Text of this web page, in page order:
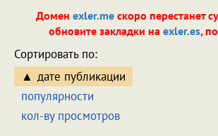
Домен exler.me скоро перестанет
обновите закладки на exler.es,
Сортировать по:
дате публикации
популярности
кол-ву просмотров